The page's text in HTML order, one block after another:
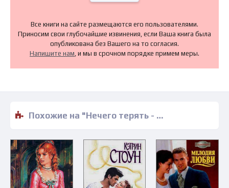
Все книги на сайте размещаются его пользователями.
Приносим свои глубочайшие извинения, если Ваша книга была
опубликована без Вашего на то согласия.
Напишите нам, и мы в срочном порядке примем меры.
Похожие на "Нечего терять - Пола Хейтон" книги читать бесплатно полные версии